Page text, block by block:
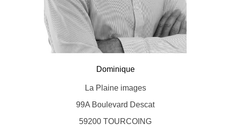
Dominique
La Plaine images
99A Boulevard Descat
59200 TOURCOING